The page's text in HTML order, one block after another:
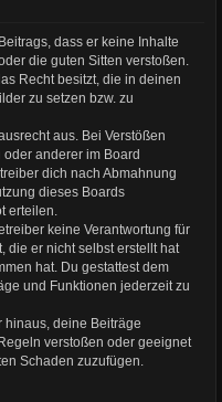
dass er keine Inhalte
die guten Sitten verstoßen.
Recht besitzt, die in deinen
zu setzen bzw. zu
aus. Bei Verstößen
anderer im Board
dich nach Abmahnung
dieses Boards
erteilen.
keine Verantwortung für
die er nicht selbst erstellt hat
hat. Du gestattest dem
und Funktionen jederzeit zu
hinaus, deine Beiträge
verstoßen oder geeignet
Schaden zuzufügen.